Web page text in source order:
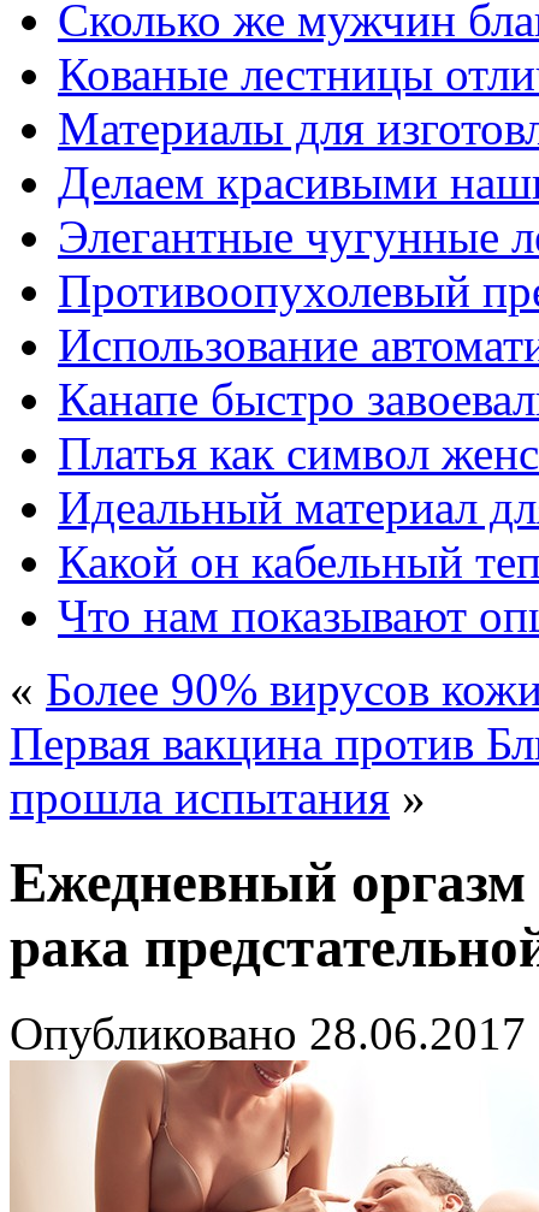
Сколько же мужчин
Кованые лестницы
Материалы для
Делаем красивыми
Элегантные чугунные
Противоопухолевый
Использование
Канапе быстро
Платья как символ
Идеальный материал
Какой он кабельный
Что нам показывают
« Более 90% вирусов
Первая вакцина против
прошла испытания »
Ежедневный оргазм
рака
Опубликовано 28.06.2017